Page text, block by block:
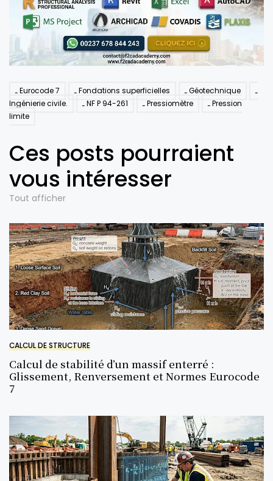
Eurocode 7 Fondations superficielles
Géotechnique
Ingénierie civile.
NF P 94-261 Pressiomètre
Pression
limite
Ces posts pourraient
vous intéresser
Tout afficher
CALCUL DE STRUCTURE
Calcul de stabilité d’un massif enterré :
Glissement, Renversement et Normes Eurocode
7